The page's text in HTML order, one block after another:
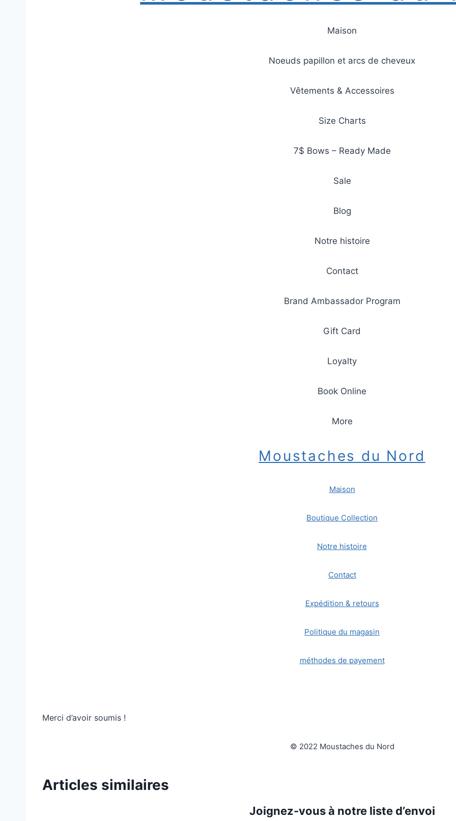
Maison
Noeuds papillon et arcs de cheveux
Vêtements & Accessoires
Size Charts
7$ Bows – Ready Made
Sale
Blog
Notre histoire
Contact
Brand Ambassador Program
Gift Card
Loyalty
Book Online
More
Moustaches du Nord
Maison
Boutique Collection
Notre histoire
Contact
Expédition & retours
Politique du magasin
méthodes de payement
Merci d’avoir soumis !
© 2022 Moustaches du Nord
Articles similaires
Joignez-vous à notre liste d’envoi